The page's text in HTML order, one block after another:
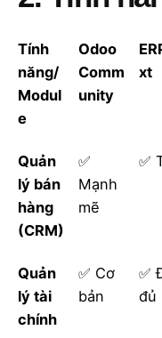
Tính
năng/
Modul
e
Odoo
Comm
unity
xt
Quản
lý bán
hàng
(CRM)
✅
Mạnh
mẽ
✅
Quản
lý tài
chính
✅ Cơ
bản
✅
đủ